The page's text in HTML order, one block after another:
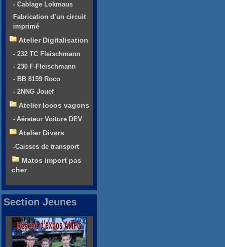
- Cablage Lokmaus
Fabrication d’un circuit
imprimé
Atelier Digitalisation
- 232 TC Fleischmann
- 230 F-Fleischmann
- BB 8159 Roco
- 2NNG Jouef
Atelier locos vagons
- Aérateur Voiture DEV
Atelier Divers
-Caisses de transport
Matos import pas
cher
Section Jeunes